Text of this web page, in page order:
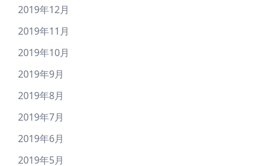
2019年12月
2019年11月
2019年10月
2019年9月
2019年8月
2019年7月
2019年6月
2019年5月